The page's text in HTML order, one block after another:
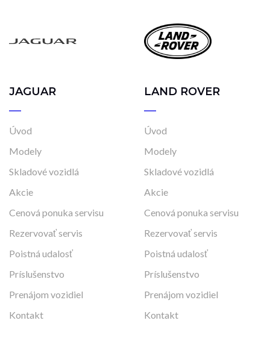
JAGUAR
Úvod
Modely
Skladové vozidlá
Akcie
Cenová ponuka servisu
Rezervovať servis
Poistná udalosť
Príslušenstvo
Prenájom vozidiel
Kontakt
LAND ROVER
Úvod
Modely
Skladové vozidlá
Akcie
Cenová ponuka servisu
Rezervovať servis
Poistná udalosť
Príslušenstvo
Prenájom vozidiel
Kontakt